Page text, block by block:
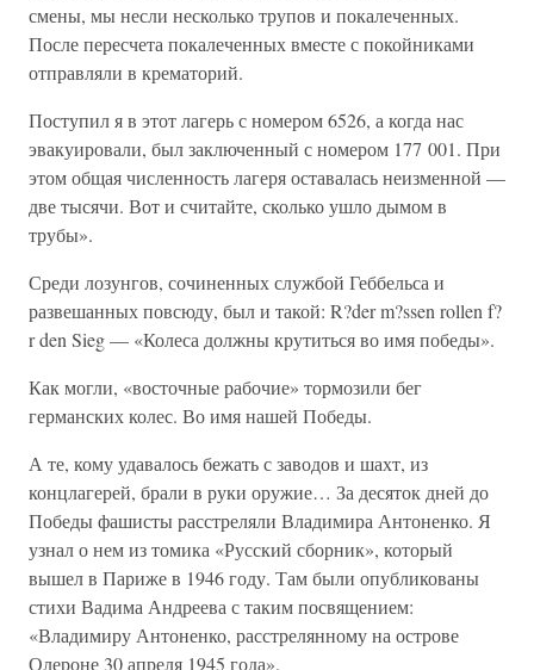
смены, мы несли несколько трупов и покалеченных.
После пересчета покалеченных вместе с покойниками
отправляли в крематорий.
Поступил я в этот лагерь с номером 6526, а когда нас
эвакуировали, был заключенный с номером 177 001. При
этом общая численность лагеря оставалась неизменной —
две тысячи. Вот и считайте, сколько ушло дымом в
трубы».
Среди лозунгов, сочиненных службой Геббельса и
развешанных повсюду, был и такой: R?der m?ssen rollen f?
r den Sieg — «Колеса должны крутиться во имя победы».
Как могли, «восточные рабочие» тормозили бег
германских колес. Во имя нашей Победы.
А те, кому удавалось бежать с заводов и шахт, из
концлагерей, брали в руки оружие… За десяток дней до
Победы фашисты расстреляли Владимира Антоненко. Я
узнал о нем из томика «Русский сборник», который
вышел в Париже в 1946 году. Там были опубликованы
стихи Вадима Андреева с таким посвящением:
«Владимиру Антоненко, расстрелянному на острове
Олероне 30 апреля 1945 года».